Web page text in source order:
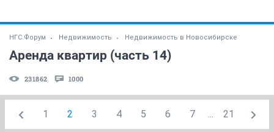
НГС.Форум Недвижимость Недвижимость в Новосибирске
Аренда квартир (часть 14)
231862 1000
1 2 3 4 5 6 7 ... 21